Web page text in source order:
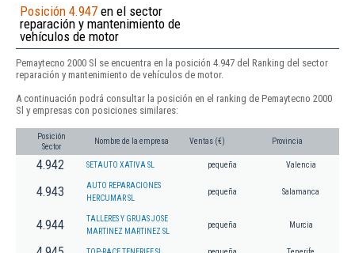
Posición 4.947 en el sector
reparación y mantenimiento de
vehículos de motor
Pemaytecno 2000 Sl se encuentra en la posición 4.947 del Ranking del sector
reparación y mantenimiento de vehículos de motor.
A continuación podrá consultar la posición en el ranking de Pemaytecno 2000
Sl y empresas con posiciones similares:
Posición
Sector
Nombre de la empresa Ventas (€) Provincia
4.942 SETAUTO XATIVA SL pequeña Valencia
4.943
AUTO REPARACIONES
HERCUMAR SL
pequeña Salamanca
4.944
TALLERES Y GRUAS JOSE
MARTINEZ MARTINEZ SL
pequeña Murcia